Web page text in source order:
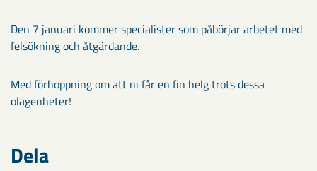
Den 7 januari kommer specialister som påbörjar arbetet med
felsökning och åtgärdande.
Med förhoppning om att ni får en fin helg trots dessa
olägenheter!
Dela